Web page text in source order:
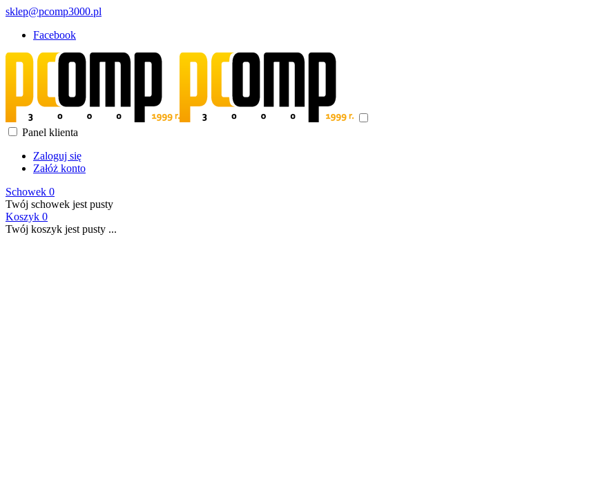
sklep@pcomp3000.pl
Facebook
Panel klienta
Zaloguj się
Załóż konto
Schowek 0
Twój schowek jest pusty
Koszyk 0
Twój koszyk jest pusty ...